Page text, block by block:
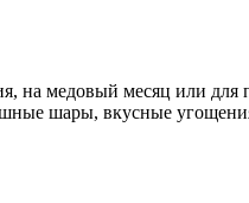
на медовый месяц или
шары, вкусные